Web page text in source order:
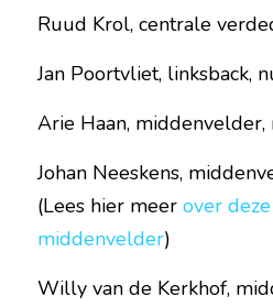
Ruud Krol, centrale
Jan Poortvliet, linksback,
Arie Haan,
Johan Neeskens,
(Lees hier meer over
middenvelder)
Willy van de Kerkhof,